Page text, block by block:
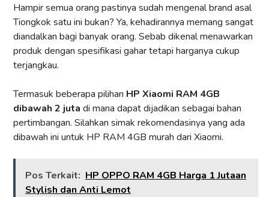
Hampir semua orang pastinya sudah mengenal brand asal
Tiongkok satu ini bukan? Ya, kehadirannya memang sangat
diandalkan bagi banyak orang. Sebab dikenal menawarkan
produk dengan spesifikasi gahar tetapi harganya cukup
terjangkau.
Termasuk beberapa pilihan HP Xiaomi RAM 4GB
dibawah 2 juta di mana dapat dijadikan sebagai bahan
pertimbangan. Silahkan simak rekomendasinya yang ada
dibawah ini untuk HP RAM 4GB murah dari Xiaomi.
Pos Terkait: HP OPPO RAM 4GB Harga 1 Jutaan
Stylish dan Anti Lemot